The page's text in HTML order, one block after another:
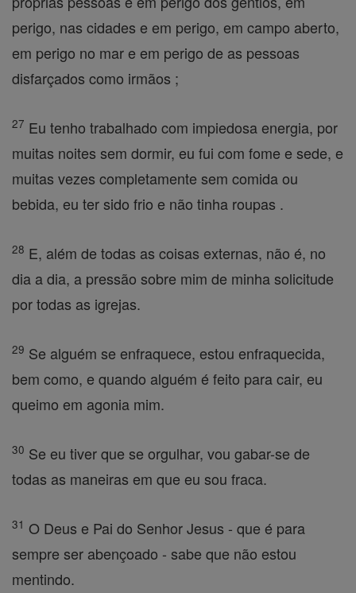
perigo, nas cidades e em perigo, em campo aberto,
em perigo no mar e em perigo de as pessoas
disfarçados como irmãos ;
27 Eu tenho trabalhado com impiedosa energia, por
muitas noites sem dormir, eu fui com fome e sede, e
muitas vezes completamente sem comida ou
bebida, eu ter sido frio e não tinha roupas .
28 E, além de todas as coisas externas, não é, no
dia a dia, a pressão sobre mim de minha solicitude
por todas as igrejas.
29 Se alguém se enfraquece, estou enfraquecida,
bem como, e quando alguém é feito para cair, eu
queimo em agonia mim.
30 Se eu tiver que se orgulhar, vou gabar-se de
todas as maneiras em que eu sou fraca.
31 O Deus e Pai do Senhor Jesus - que é para
sempre ser abençoado - sabe que não estou
mentindo.